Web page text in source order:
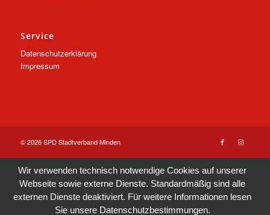
Service
Datenschutzerklärung
Impressum
© 2026 SPD Stadtverband Minden
Wir verwenden technisch notwendige Cookies auf unserer
Webseite sowie externe Dienste. Standardmäßig sind alle
externen Dienste deaktiviert. Für weitere Informationen lesen
Sie unsere Datenschutzbestimmungen.